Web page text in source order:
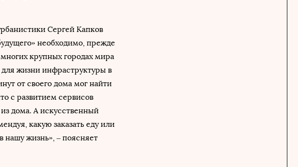
Сергей Капков
необходимо, прежде
крупных городах мира
жизни инфраструктуры в
от своего дома мог найти
с развитием сервисов
дома. А искусственный
какую заказать еду или
нашу жизнь», – поясняет